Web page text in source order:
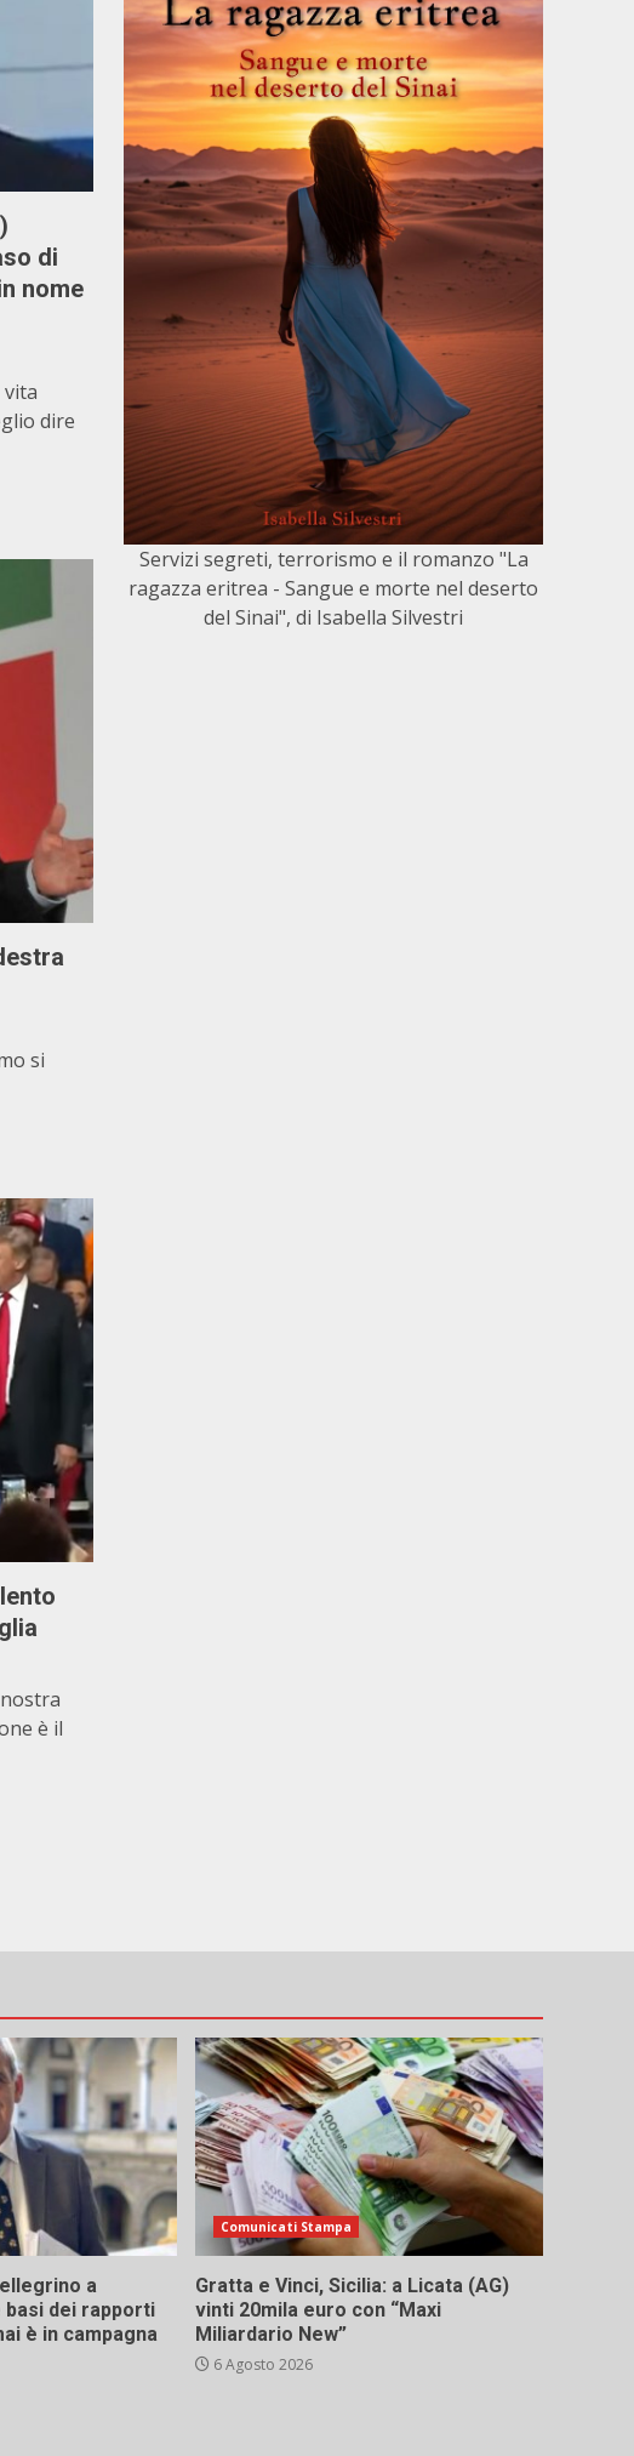
di
nome
vita
dire
si
è il
Servizi segreti, terrorismo e il romanzo "La
ragazza eritrea - Sangue e morte nel deserto
del Sinai", di Isabella Silvestri
a
basi dei rapporti
è in campagna
Comunicati Stampa
Gratta e Vinci, Sicilia: a Licata (AG)
vinti 20mila euro con “Maxi
Miliardario New”
6 Agosto 2026